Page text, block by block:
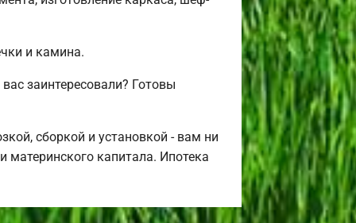
и камина.
заинтересовали? Готовы
сборкой и установкой - вам ни
капитала. Ипотека